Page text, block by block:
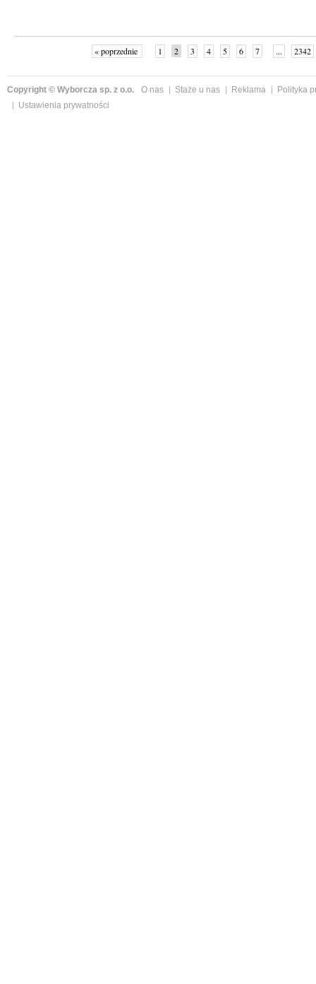
« poprzednie 1 2 3 4 5 6 7 ... 2342
Copyright © Wyborcza sp. z o.o. O nas Staże u nas Reklama
Polityka
Ustawienia prywatności